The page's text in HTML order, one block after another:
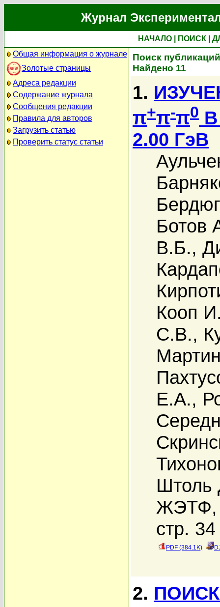
Журнал
НАЧАЛО ПОИСК
Общая информация о журнале
Золотые страницы
Адреса редакции
Содержание журнала
Сообщения редакции
Правила для авторов
Загрузить статью
Проверить статус статьи
Поиск
Найдено 11
1.
π+π-π0
2.00 ГэВ
Ботов
В.Б.,
Кооп
С.В.,
Е.А.,
Штоль
ЖЭТФ,
стр. 34
PDF (384.1K)
2.